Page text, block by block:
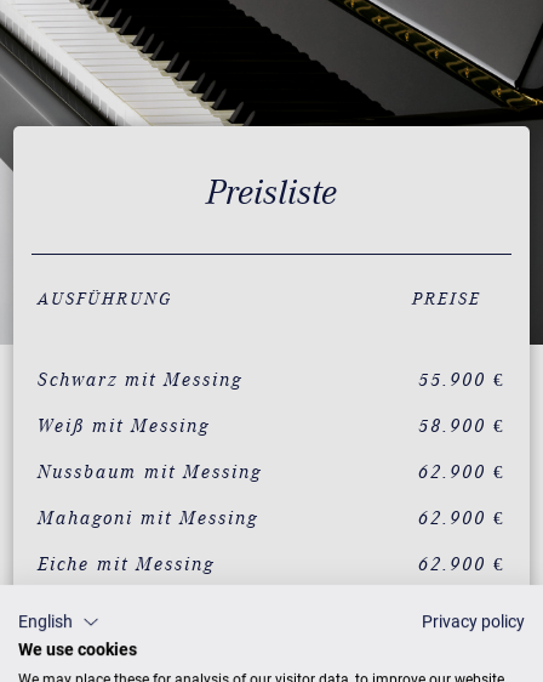
Preisliste
AUSFÜHRUNG PREISE
Schwarz mit Messing 55.900 €
Weiß mit Messing 58.900 €
Nussbaum mit Messing 62.900 €
Mahagoni mit Messing 62.900 €
Eiche mit Messing 62.900 €
ZUSATZLEISTUNGEN FÜR C. BECHSTEIN
ACADEMY ACADEMY A 175
English
Privacy policy
We use cookies